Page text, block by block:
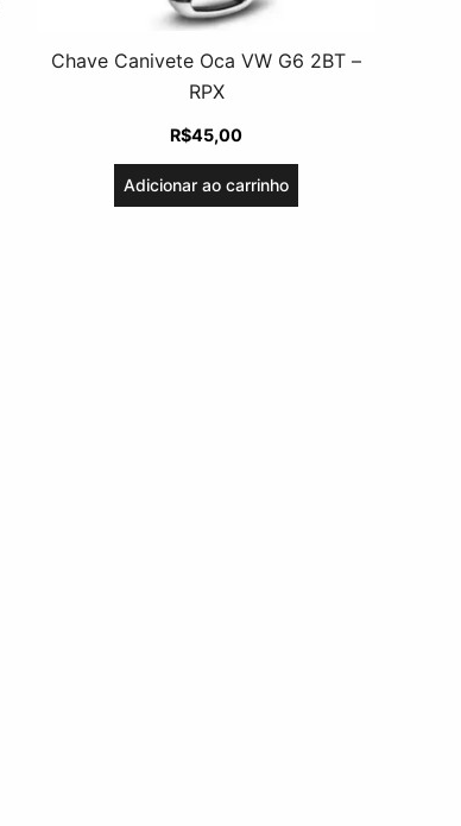
Chave Canivete Oca VW G6 2BT –
RPX
R$45,00
Adicionar ao carrinho